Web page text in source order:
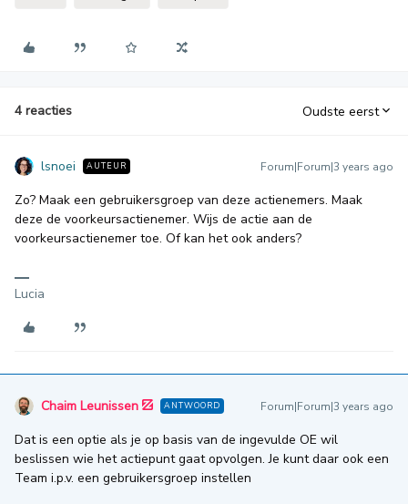
4 reacties Oudste eerst
lsnoei AUTEUR Forum|Forum|3 years ago
Zo? Maak een gebruikersgroep van deze actienemers. Maak
deze de voorkeursactienemer. Wijs de actie aan de
voorkeursactienemer toe. Of kan het ook anders?
Lucia
Chaim Leunissen ANTWOORD Forum|Forum|3 years ago
Dat is een optie als je op basis van de ingevulde OE wil
beslissen wie het actiepunt gaat opvolgen. Je kunt daar ook een
Team i.p.v. een gebruikersgroep instellen